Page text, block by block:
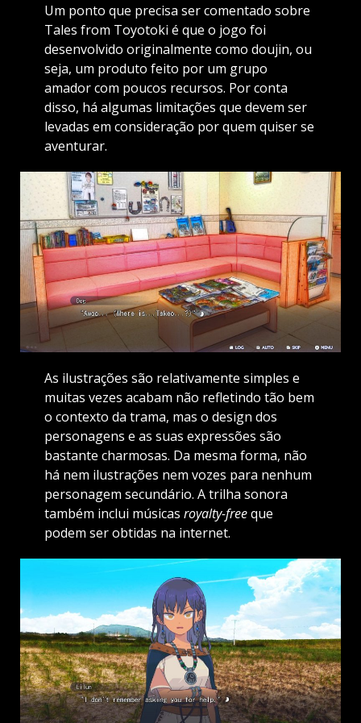
Um ponto que precisa ser comentado sobre
Tales from Toyotoki é que o jogo foi
desenvolvido originalmente como doujin, ou
seja, um produto feito por um grupo
amador com poucos recursos. Por conta
disso, há algumas limitações que devem ser
levadas em consideração por quem quiser se
aventurar.
As ilustrações são relativamente simples e
muitas vezes acabam não refletindo tão bem
o contexto da trama, mas o design dos
personagens e as suas expressões são
bastante charmosas. Da mesma forma, não
há nem ilustrações nem vozes para nenhum
personagem secundário. A trilha sonora
também inclui músicas royalty-freeque
podem ser obtidas na internet.